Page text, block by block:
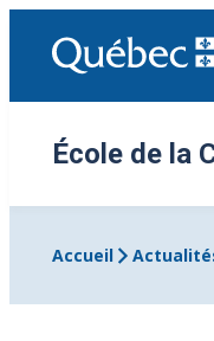
contenu
École de la
Accueil